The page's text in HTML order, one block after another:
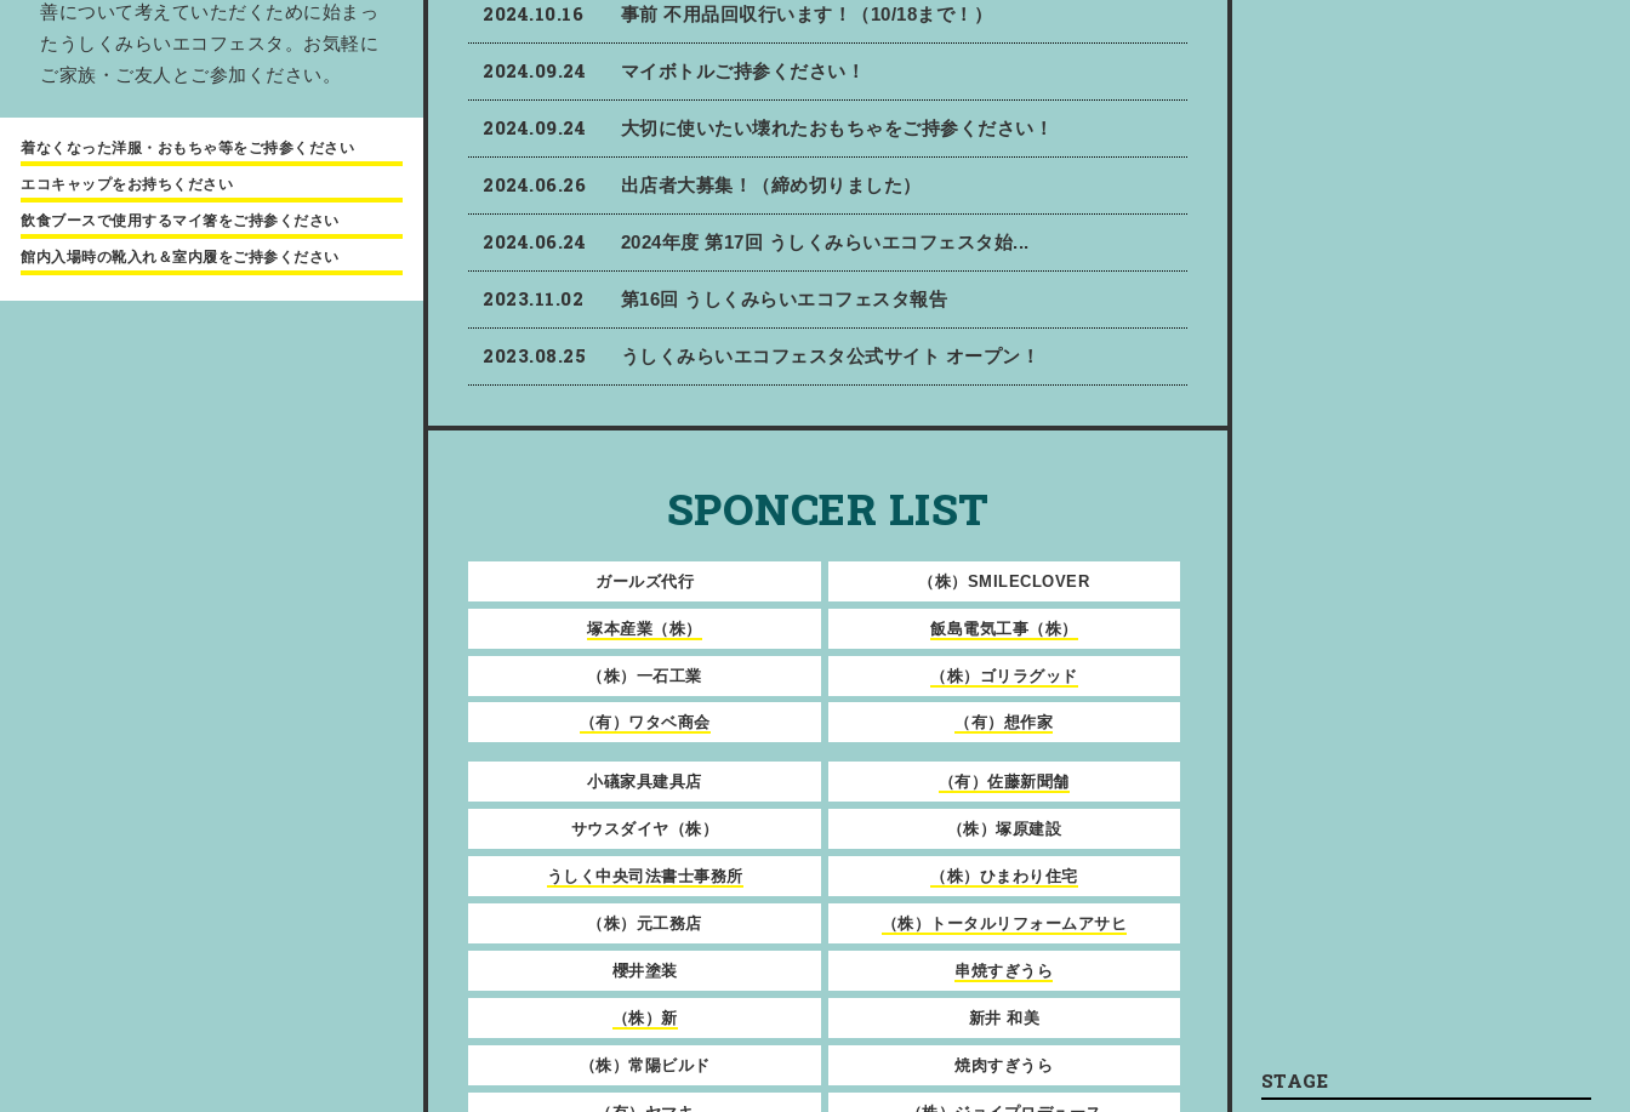
善について考えていただくために始まっ
たうしくみらいエコフェスタ。お気軽に
ご家族・ご友人とご参加ください。
着なくなった洋服・おもちゃ等をご持参ください
エコキャップをお持ちください
飲食ブースで使用するマイ箸をご持参ください
館内入場時の靴入れ＆室内履をご持参ください
2024.10.16 事前 不用品回収行います！（10/18まで！）
2024.09.24 マイボトルご持参ください！
2024.09.24 大切に使いたい壊れたおもちゃをご持参ください！
2024.06.26 出店者大募集！（締め切りました）
2024.06.24 2024年度 第17回 うしくみらいエコフェスタ始...
2023.11.02 第16回 うしくみらいエコフェスタ報告
2023.08.25 うしくみらいエコフェスタ公式サイト オープン！
SPONCER LIST
ガールズ代行 （株）SMILECLOVER
塚本産業（株） 飯島電気工事（株）
（株）一石工業 （株）ゴリラグッド
（有）ワタベ商会 （有）想作家
小礒家具建具店 （有）佐藤新聞舗
サウスダイヤ（株） （株）塚原建設
うしく中央司法書士事務所 （株）ひまわり住宅
（株）元工務店 （株）トータルリフォームアサヒ
櫻井塗装 串焼すぎうら
（株）新 新井 和美
（株）常陽ビルド 焼肉すぎうら
STAGE